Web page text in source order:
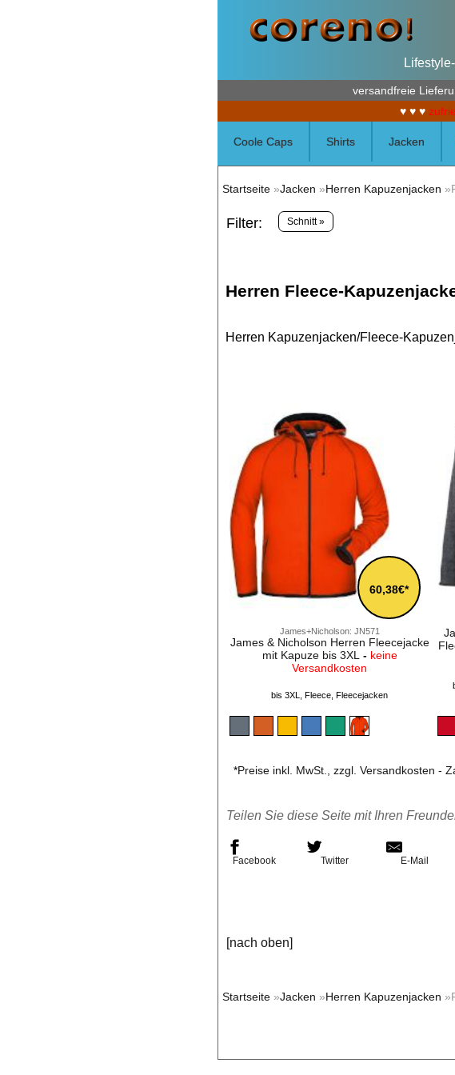
versandfreie
♥ ♥ ♥
Coole Caps Shirts Jacken
Startseite »Jacken »Herren Kapuzenjacken
Filter: Schnitt »
Herren Fleece-
Herren Kapuzenjacken/Fleece-
James+Nicholson: JN571
60,38€*
James & Nicholson Herren Fleecejacke
mit Kapuze bis 3XL - keine
Versandkosten
bis 3XL, Fleece, Fleecejacken
*Preise inkl. MwSt., zzgl. Versandkosten -
Teilen Sie diese Seite mit Ihren
Facebook Twitter E-Mail
[nach oben]
Startseite »Jacken »Herren Kapuzenjacken